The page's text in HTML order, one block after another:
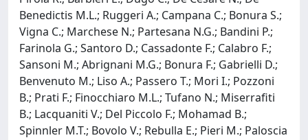
Benedictis M.L.; Ruggeri A.; Campana C.; Bonura S.;
Vigna C.; Marchese N.; Partesana N.G.; Bandini P.;
Farinola G.; Santoro D.; Cassadonte F.; Calabro F.;
Sansoni M.; Abrignani M.G.; Bonura F.; Gabrielli D.;
Benvenuto M.; Liso A.; Passero T.; Mori I.; Pozzoni
B.; Prati F.; Finocchiaro M.L.; Tufano N.; Miserrafiti
B.; Lacquaniti V.; Del Piccolo F.; Mohamad B.;
Spinnler M.T.; Bovolo V.; Rebulla E.; Pieri M.; Paloscia